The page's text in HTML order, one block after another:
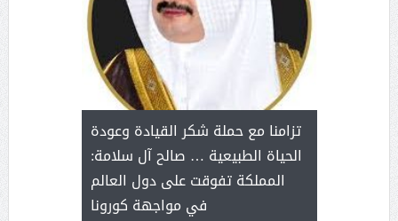
مع
بنت
تزامنا مع حملة شكر القيادة وعودة
الحياة الطبيعية … صالح آل سلامة:
المملكة تفوقت على دول العالم
في مواجهة كورونا
آل شرمه:
على برامج
هي أساس